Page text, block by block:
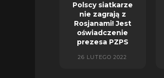
Polscy siatkarze
nie zagrają z
Rosjanami! Jest
oświadczenie
prezesa PZPS
26 LUTEGO 2022